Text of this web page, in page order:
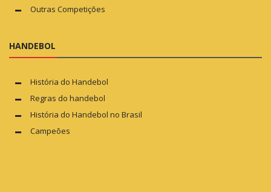
Outras Competições
HANDEBOL
História do Handebol
Regras do handebol
História do Handebol no Brasil
Campeões